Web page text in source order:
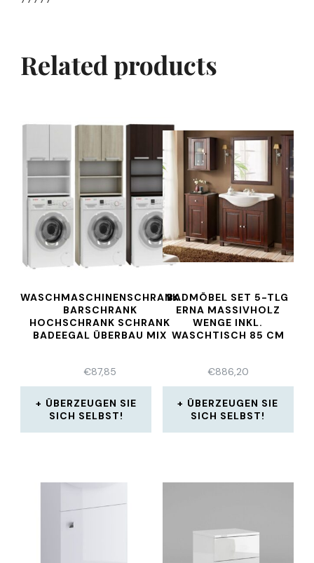
Related products
WASCHMASCHINENSCHRANK
BARSCHRANK
HOCHSCHRANK SCHRANK
BADEEGAL ÜBERBAU MIX
€87,85
ÜBERZEUGEN SIE
SICH SELBST!
BADMÖBEL SET 5-TLG
ERNA MASSIVHOLZ
WENGE INKL.
WASCHTISCH 85 CM
€886,20
ÜBERZEUGEN SIE
SICH SELBST!